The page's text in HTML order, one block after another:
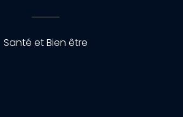
Santé et Bien être